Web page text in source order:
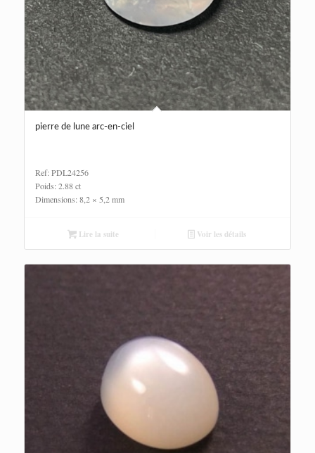
pierre de lune arc-en-ciel
Ref: PDL24256
Poids: 2.88 ct
Dimensions: 8,2 × 5,2 mm
Lire la suite Voir les détails